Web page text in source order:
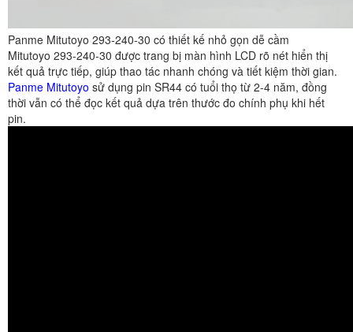
Panme Mitutoyo 293-240-30 có thiết kế nhỏ gọn dễ cầm
Mitutoyo 293-240-30 được trang bị màn hình LCD rõ nét hiển thị
kết quả trực tiếp, giúp thao tác nhanh chóng và tiết kiệm thời gian.
Panme Mitutoyo sử dụng pin SR44 có tuổi thọ từ 2-4 năm, đồng
thời vẫn có thể đọc kết quả dựa trên thước đo chính phụ khi hết
pin.